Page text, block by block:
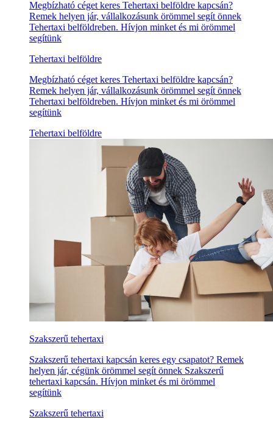
Megbízható céget keres Tehertaxi belföldre kapcsán?
Remek helyen jár, vállalkozásunk örömmel segít önnek
Tehertaxi belföldreben. Hívjon minket és mi örömmel
segítünk
Tehertaxi belföldre
Megbízható céget keres Tehertaxi belföldre kapcsán?
Remek helyen jár, vállalkozásunk örömmel segít önnek
Tehertaxi belföldreben. Hívjon minket és mi örömmel
segítünk
Tehertaxi belföldre
Szakszerű tehertaxi
Szakszerű tehertaxi kapcsán keres egy csapatot? Remek
helyen jár, cégünk örömmel segít önnek Szakszerű
tehertaxi kapcsán. Hívjon minket és mi örömmel
segítünk
Szakszerű tehertaxi